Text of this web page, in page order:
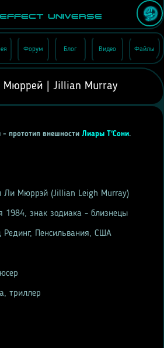
Effect Universe
Форум Блог Видео Файлы
| Jillian Murray
прототип внешности Лиары Т'Сони.
Ли Мюррэй (Jillian Leigh Murray)
1984, знак зодиака - близнецы
Рединг, Пенсильвания, США
триллер